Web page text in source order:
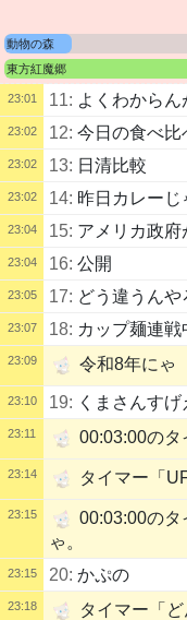
動物の森
東方紅魔郷
23:01 11: よくわから
23:02 12: 今日の食べ比
23:02 13: 日清比較
23:02 14: 昨日カレーじ
23:04 15: アメリカ政
23:04 16: 公開
23:05 17: どう違うんや
23:07 18: カップ麺連戦
23:09 令和8年にゃ
23:10 19: くまさんすげ
23:11 00:03:00のタ
23:14 タイマー「
23:15
00:03:00のタ
ゃ。
23:15 20: かぷの
23:18
タイマー「